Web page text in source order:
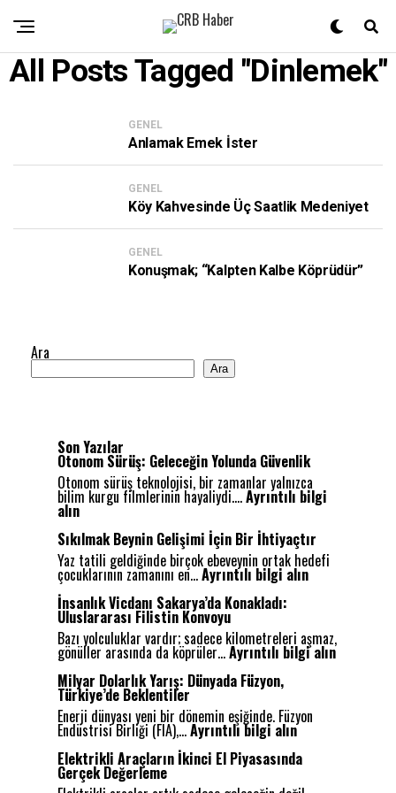
All Posts Tagged "dinlemek"
GENEL
Anlamak Emek İster
GENEL
Köy Kahvesinde Üç Saatlik Medeniyet
GENEL
Konuşmak; “Kalpten Kalbe Köprüdür”
Ara
Ara
Son Yazılar
Otonom Sürüş: Geleceğin Yolunda Güvenlik
Otonom sürüş teknolojisi, bir zamanlar yalnızca
bilim kurgu filmlerinin hayaliydi.…Ayrıntılı bilgi
alın:
O
t
o
n
o
m
S
ü
r
ü
ş
:
G
e
l
e
c
e
ğ
Sıkılmak Beynin Gelişimi İçin Bir İhtiyaçtır
Yaz tatili geldiğinde birçok ebeveynin ortak hedefi
çocuklarının zamanını en…Ayrıntılı bilgi alın:
S
ı
l
m
e
y
İnsanlık Vicdanı Sakarya’da Konakladı:
Uluslararası Filistin Konvoyu
Bazı yolculuklar vardır; sadece kilometreleri aşmaz,
gönüller arasında da köprüler…Ayrıntılı bilgi alın:
İ
Milyar Dolarlık Yarış: Dünyada Füzyon,
Türkiye’de Beklentiler
Enerji dünyası yeni bir dönemin eşiğinde. Füzyon
Endüstrisi Birliği (FIA),…Ayrıntılı bilgi alın:
M
i
l
y
Elektrikli Araçların İkinci El Piyasasında
Gerçek Değerleme